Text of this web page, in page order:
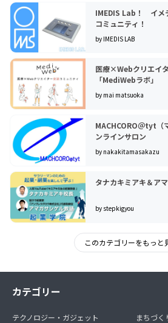
IMEDIS Lab！ イメ
コミュニティ！
by IMEDIS LAB
医療×Webクリエイ
「MediWebラボ」
by mai matsuoka
MACHCORO＠tyt（
ンラインサロン
by nakakitamasakazu
タナカキミアキ＆ア
by stepkigyou
このカテゴリーをもっと
カテゴリー
テクノロジー・ガジェット
まちづく